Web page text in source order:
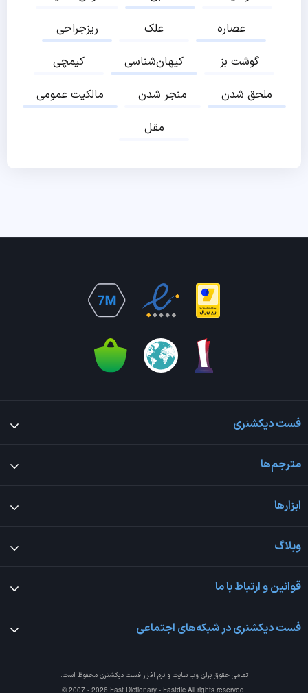
ریزجراحی
علک
عصاره
کیمچی
کیهان‌شناسی
گوشت بز
مالکیت عمومی
منجر شدن
ملحق شدن
مقل
فست دیکشنری
مترجم‌ها
ابزارها
وبلاگ
قوانین و ارتباط با ما
فست دیکشنری در شبکه‌های اجتماعی
تمامی حقوق برای وب سایت و نرم افزارفست دیکشنری محفوظ است.
© 2007 - 2026 Fast Dictionary - Fastdic All rights reserved.